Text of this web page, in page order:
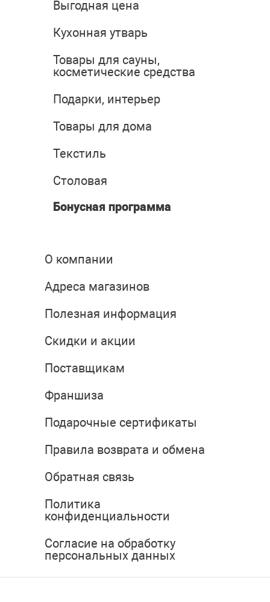
Выгодная цена
Кухонная утварь
Товары для сауны,
косметические средства
Подарки, интерьер
Товары для дома
Текстиль
Столовая
Бонусная программа
О компании
Адреса магазинов
Полезная информация
Скидки и акции
Поставщикам
Франшиза
Подарочные сертификаты
Правила возврата и обмена
Обратная связь
Политика
конфиденциальности
Согласие на обработку
персональных данных